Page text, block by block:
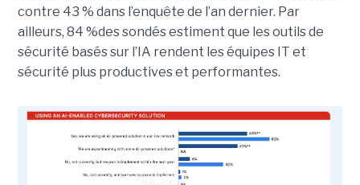
contre 43 % dans l’enquête de l’an dernier. Par
ailleurs, 84 %des sondés estiment que les outils de
sécurité basés sur l’IA rendent les équipes IT et
sécurité plus productives et performantes.